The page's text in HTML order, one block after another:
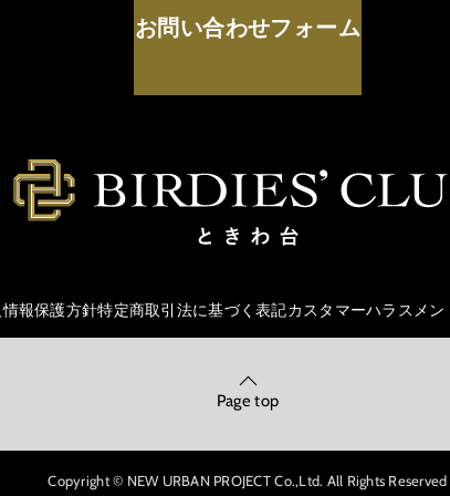
お問い合わせフォーム
報保護方針特定商取引法に基づく表記カスタマーハラスメ
Page top
Copyright © NEW URBAN PROJECT Co.,Ltd. All Rights Reserved